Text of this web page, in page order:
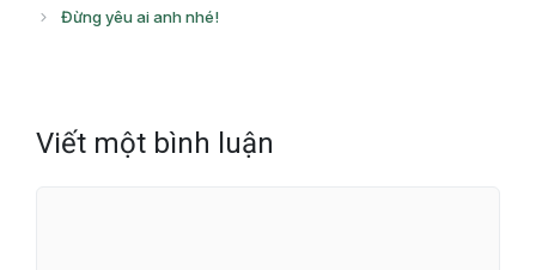
Đừng yêu ai anh nhé!
Viết một bình luận